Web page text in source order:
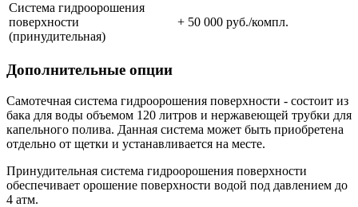
Система гидроорошения
поверхности
(принудительная)
+ 50 000 руб./компл.
Дополнительные опции
Самотечная система гидроорошения поверхности - состоит из
бака для воды объемом 120 литров и нержавеющей трубки для
капельного полива. Данная система может быть приобретена
отдельно от щетки и устанавливается на месте.
Принудительная система гидроорошения поверхности
обеспечивает орошение поверхности водой под давлением до
4 атм.